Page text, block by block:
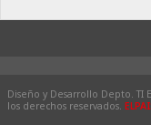
Diseño y Desarrollo Depto. TI
los derechos reservados.